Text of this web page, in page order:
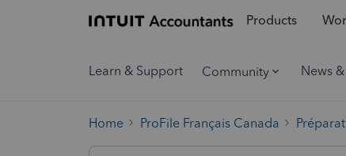
Products
Learn & Support Community News
Home ProFile Français Canada